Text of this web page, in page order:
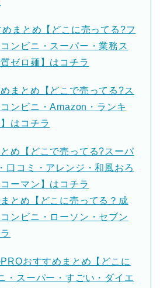
まとめ【どこに売ってる?フ
ンビニ・スーパー・業務ス
ゼロ麺】はコチラ
まとめ【どこで売ってる?ス
ンビニ・Amazon・ランキ
はコチラ
め【どこで売ってる?スーパ
口コミ・アレンジ・和風おろ
ーマン】はコチラ
とめ【どこに売ってる？成
ンビニ・ローソン・セブン
おすすめまとめ【どこに
・スーパー・すごい・ダイエ